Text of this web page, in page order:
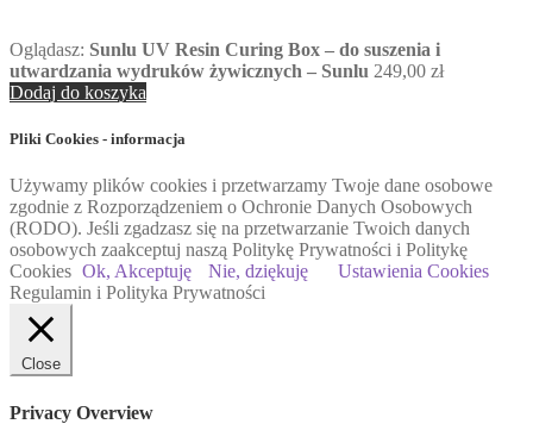
Oglądasz: Sunlu UV Resin Curing Box – do suszenia i
utwardzania wydruków żywicznych – Sunlu 249,00 zł
Dodaj do koszyka
Pliki Cookies - informacja
Używamy plików cookies i przetwarzamy Twoje dane osobowe
zgodnie z Rozporządzeniem o Ochronie Danych Osobowych
(RODO). Jeśli zgadzasz się na przetwarzanie Twoich danych
osobowych zaakceptuj naszą Politykę Prywatności i Politykę
Cookies Ok, Akceptuję Nie, dziękuję
Ustawienia Cookies
Regulamin i Polityka Prywatności
Close
Privacy Overview